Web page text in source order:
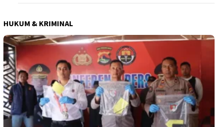
HUKUM & KRIMINAL